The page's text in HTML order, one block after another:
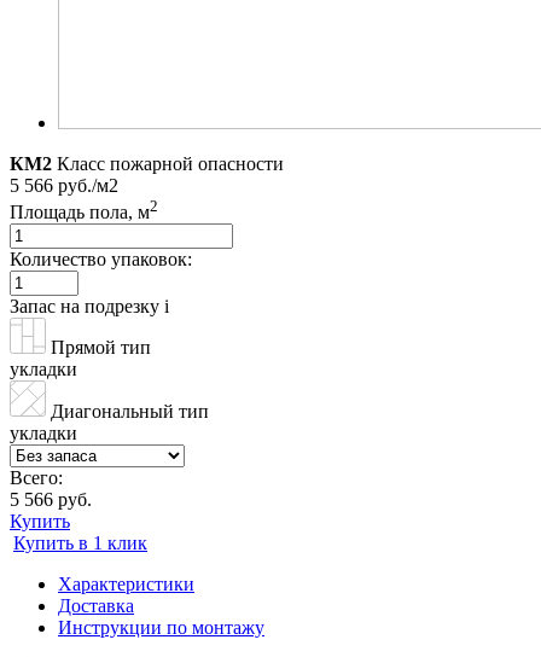
КМ2 Класс пожарной опасности
5 566 руб./м2
Площадь пола, м2
Количество упаковок:
Запас на подрезку i
Прямой тип
укладки
Диагональный тип
укладки
Всего:
5 566 руб.
Купить
Купить в 1 клик
Характеристики
Доставка
Инструкции по монтажу